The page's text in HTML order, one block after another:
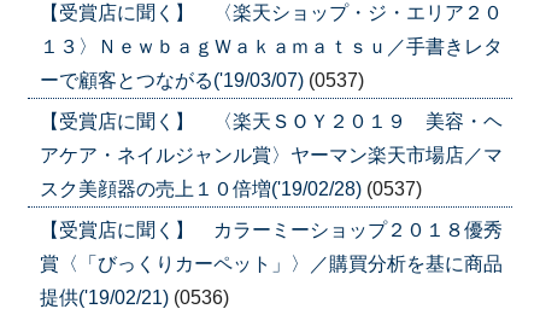
【受賞店に聞く】 〈楽天ショップ・ジ・エリア２０
１３〉ＮｅｗｂａｇＷａｋａｍａｔｓｕ／手書きレタ
ーで顧客とつながる('19/03/07) (0537)
【受賞店に聞く】 〈楽天ＳＯＹ２０１９ 美容・ヘ
アケア・ネイルジャンル賞〉ヤーマン楽天市場店／マ
スク美顔器の売上１０倍増('19/02/28) (0537)
【受賞店に聞く】 カラーミーショップ２０１８優秀
賞〈「びっくりカーペット」〉／購買分析を基に商品
提供('19/02/21) (0536)